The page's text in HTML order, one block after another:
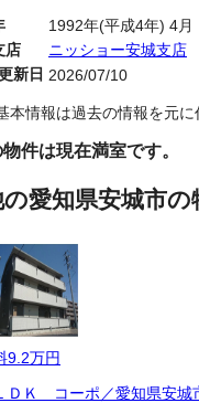
1992年(平成4年) 4月
店
ニッショー安城支店
新日 2026/07/10
本情報は過去の情報を元に
件は現在満室です。
愛知県安城市の
9.2万円
ＤＫ コーポ／愛知県安城